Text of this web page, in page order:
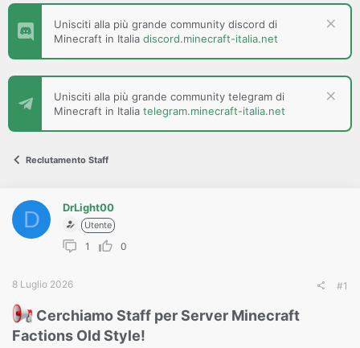
t
o
D
s
u
e
d
i
i
z
i
o
Unisciti alla più grande community discord di
Minecraft in Italia discord.minecraft-italia.net
Unisciti alla più grande community telegram di
Minecraft in Italia telegram.minecraft-italia.net
Reclutamento Staff
D DrLight00
Utente
1 0
8 Luglio 2026 #1
Cerchiamo Staff per Server Minecraft
Factions Old Style!​